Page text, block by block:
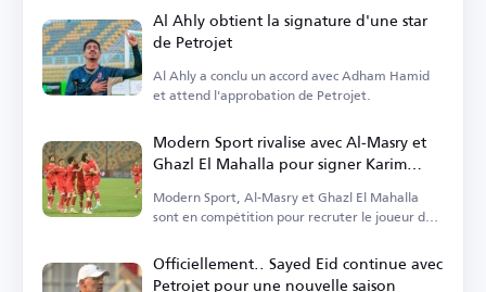
Al Ahly obtient la signature d'une star
de Petrojet
Al Ahly a conclu un accord avec Adham Hamid
et attend l'approbation de Petrojet.
Modern Sport rivalise avec Al-Masry et
Ghazl El Mahalla pour signer Karim
Yehia
Modern Sport, Al-Masry et Ghazl El Mahalla
sont en compétition pour recruter le joueur de
Officiellement.. Sayed Eid continue avec
Petrojet pour une nouvelle saison